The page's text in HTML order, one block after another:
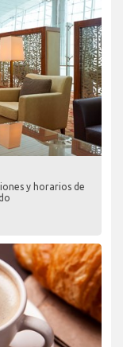
y horarios de